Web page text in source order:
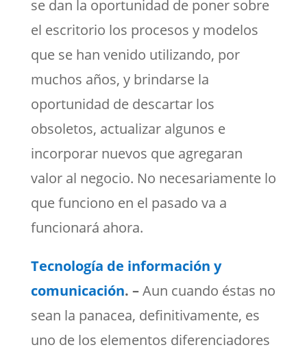
se dan la oportunidad de poner sobre
el escritorio los procesos y modelos
que se han venido utilizando, por
muchos años, y brindarse la
oportunidad de descartar los
obsoletos, actualizar algunos e
incorporar nuevos que agregaran
valor al negocio. No necesariamente lo
que funciono en el pasado va a
funcionará ahora.
Tecnología de información y
comunicación. –Aun cuando éstas no
sean la panacea, definitivamente, es
uno de los elementos diferenciadores